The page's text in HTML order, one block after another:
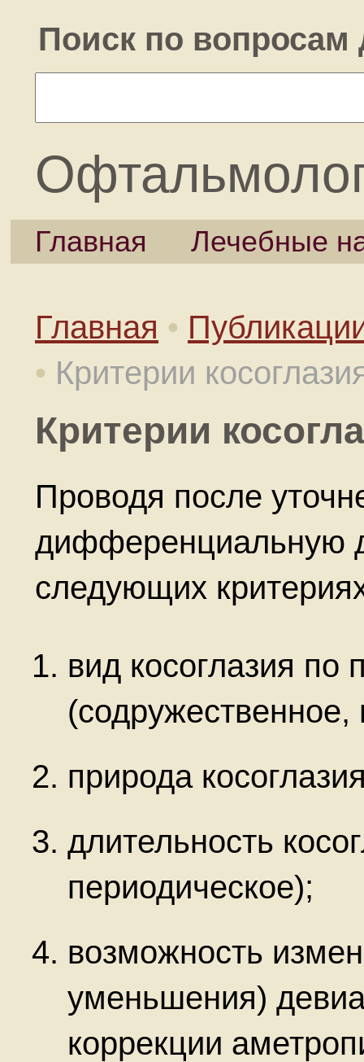
Поиск по вопросам
Главная Лечебные
Главная •
• Критерии
Критерии
Проводя после
дифференциальную
следующих
вид косоглазия по
(содружественное,
природа
длительность
периодическое);
возможность
уменьшения)
коррекции